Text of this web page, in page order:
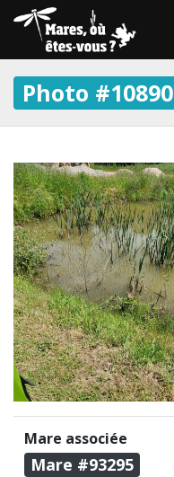
Photo #10890
Mare associée
Mare #93295